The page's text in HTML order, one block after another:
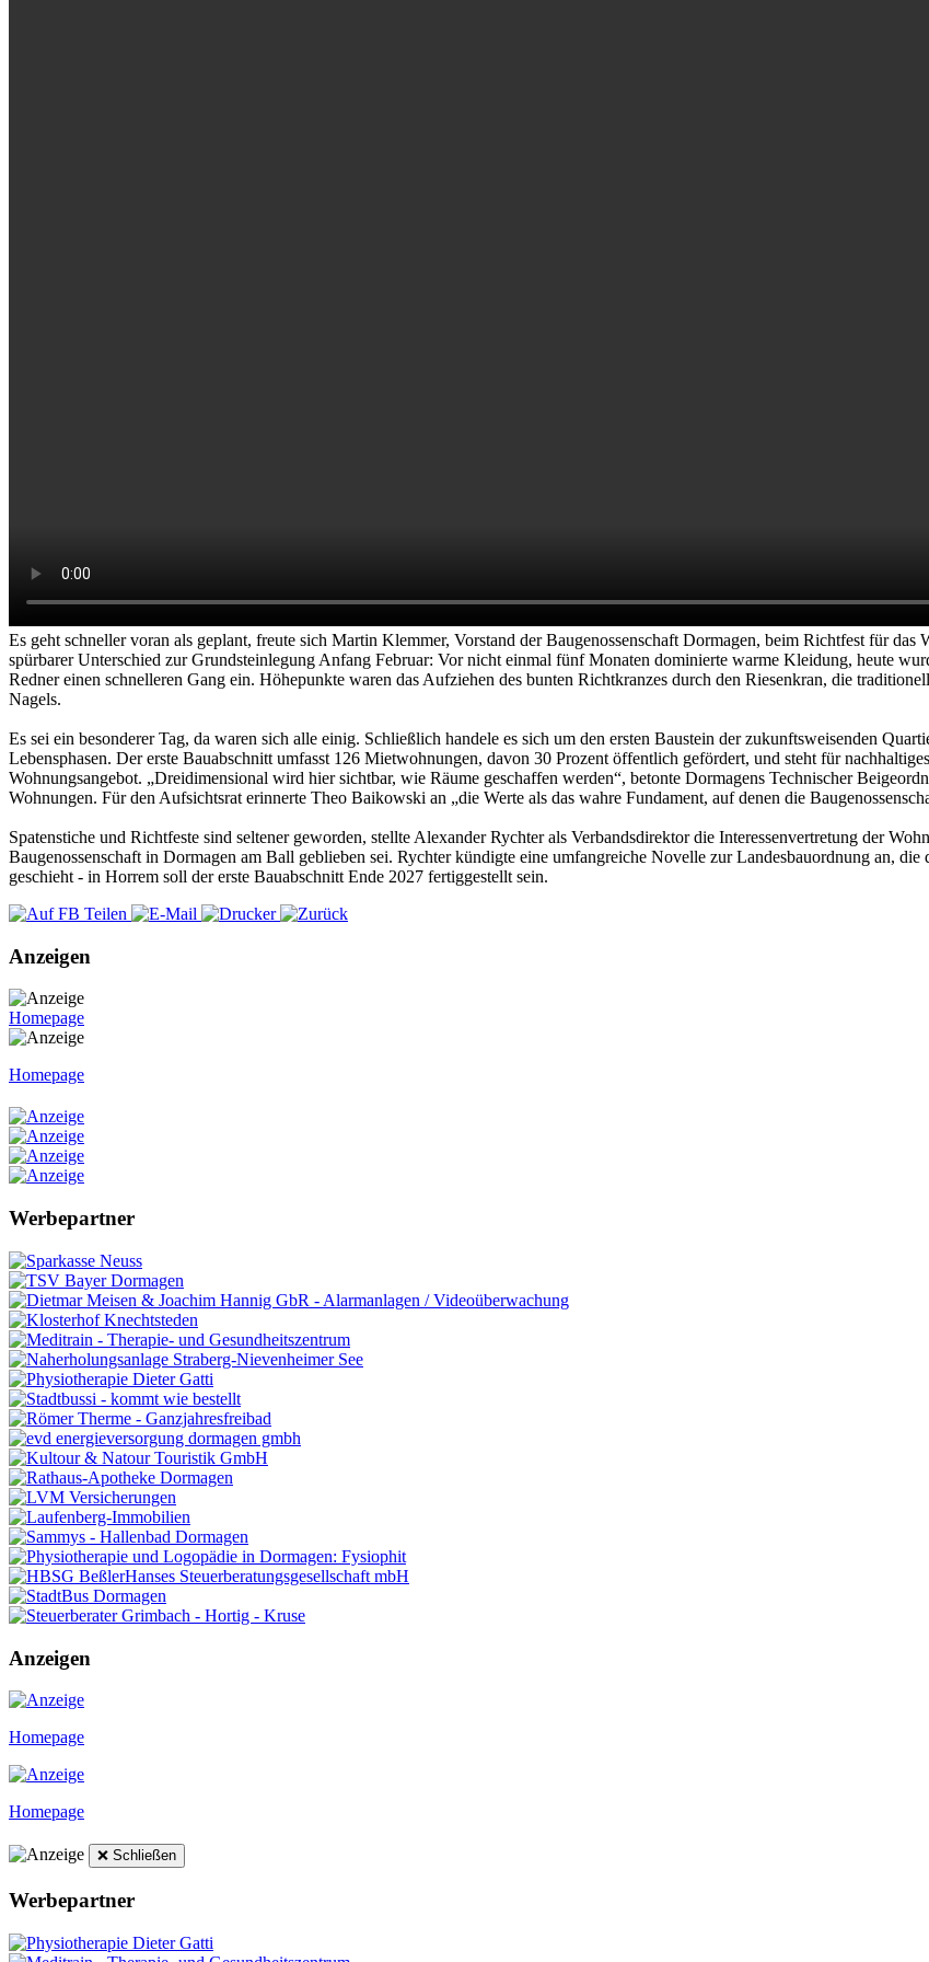
Es geht schneller voran als geplant, freute sich Martin Klemmer, Vorstand der Baugenossenschaft Dormagen, beim Richtfest für
spürbarer Unterschied zur Grundsteinlegung Anfang Februar: Vor nicht einmal fünf Monaten dominierte warme Kleidung, heute
Redner einen schnelleren Gang ein. Höhepunkte waren das Aufziehen des bunten Richtkranzes durch den Riesenkran, die
Nagels.
Es sei ein besonderer Tag, da waren sich alle einig. Schließlich handele es sich um den ersten Baustein der zukunftsweisenden
Lebensphasen. Der erste Bauabschnitt umfasst 126 Mietwohnungen, davon 30 Prozent öffentlich gefördert, und steht für
Wohnungsangebot. „Dreidimensional wird hier sichtbar, wie Räume geschaffen werden“, betonte Dormagens Technischer
Wohnungen. Für den Aufsichtsrat erinnerte Theo Baikowski an „die Werte als das wahre Fundament, auf denen die
Spatenstiche und Richtfeste sind seltener geworden, stellte Alexander Rychter als Verbandsdirektor die Interessenvertretung der
Baugenossenschaft in Dormagen am Ball geblieben sei. Rychter kündigte eine umfangreiche Novelle zur Landesbauordnung an,
geschieht - in Horrem soll der erste Bauabschnitt Ende 2027 fertiggestellt sein.
Anzeigen
Homepage
Homepage
Werbepartner
Anzeigen
Homepage
Homepage
❌ Schließen
Werbepartner